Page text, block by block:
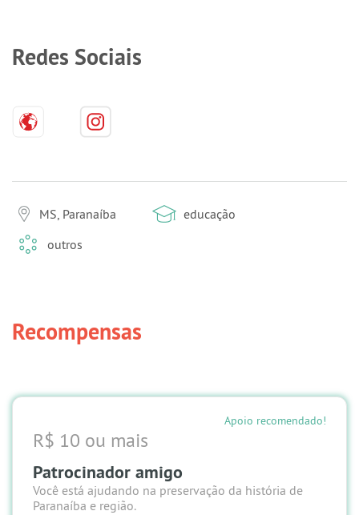
Redes Sociais
MS, Paranaíba
educação
outros
Recompensas
Apoio recomendado!
R$ 10 ou mais
Patrocinador amigo
Você está ajudando na preservação da história de
Paranaíba e região.